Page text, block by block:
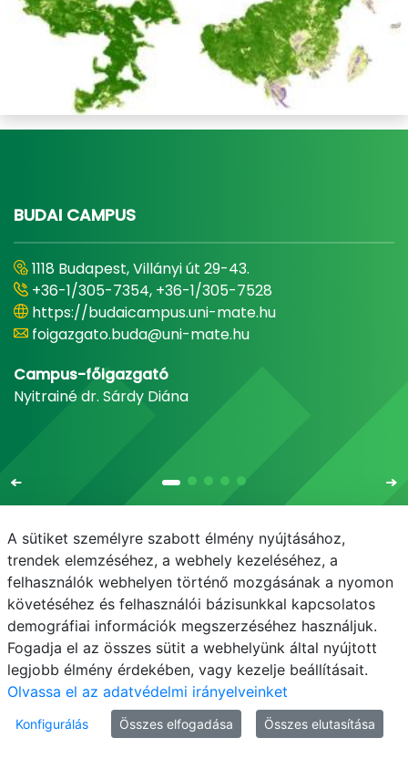
BUDAI CAMPUS
1118 Budapest, Villányi út 29-43.
+36-1/305-7354, +36-1/305-7528
https://budaicampus.uni-mate.hu
foigazgato.buda@uni-mate.hu
Campus-főigazgató
Nyitrainé dr. Sárdy Diána
E-mail Telefonkönyv NEPTUN
E-learning
Adatvédelem
© MATE 2021
A sütiket személyre szabott élmény nyújtásához,
trendek elemzéséhez, a webhely kezeléséhez, a
felhasználók webhelyen történő mozgásának a nyomon
követéséhez és felhasználói bázisunkkal kapcsolatos
demográfiai információk megszerzéséhez használjuk.
Fogadja el az összes sütit a webhelyünk által nyújtott
legjobb élmény érdekében, vagy kezelje beállításait.
Olvassa el az adatvédelmi irányelveinket
Konfigurálás Összes elfogadása Összes elutasítása